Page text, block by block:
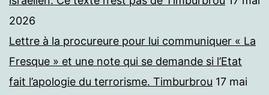
2026
Lettre à la procureure pour lui communiquer « La
Fresque » et une note qui se demande si l’Etat
fait l’apologie du terrorisme. Timburbrou 17 mai